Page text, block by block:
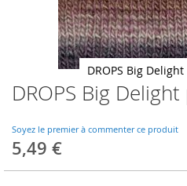
DROPS Big
Soyez le premier à commenter ce produit
5,49 €
DROPS Big
Skip
to
beginning
of
the